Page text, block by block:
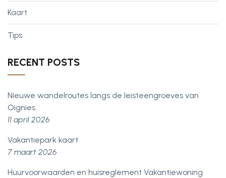
Kaart
Tips
RECENT POSTS
Nieuwe wandelroutes langs de leisteengroeves van
Oignies
11 april 2026
Vakantiepark kaart
7 maart 2026
Huurvoorwaarden en huisreglement Vakantiewoning